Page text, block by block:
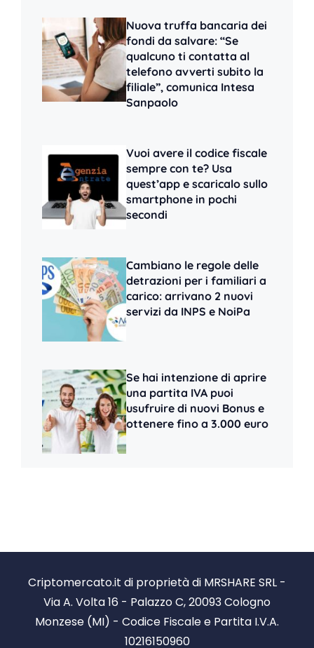
Nuova truffa bancaria dei
fondi da salvare: “Se
qualcuno ti contatta al
telefono avverti subito la
filiale”, comunica Intesa
Sanpaolo
Vuoi avere il codice fiscale
sempre con te? Usa
quest’app e scaricalo sullo
smartphone in pochi
secondi
Cambiano le regole delle
detrazioni per i familiari a
carico: arrivano 2 nuovi
servizi da INPS e NoiPa
Se hai intenzione di aprire
una partita IVA puoi
usufruire di nuovi Bonus e
ottenere fino a 3.000 euro
Criptomercato.it di proprietà di MRSHARE SRL -
Via A. Volta 16 - Palazzo C, 20093 Cologno
Monzese (MI) - Codice Fiscale e Partita I.V.A.
10216150960